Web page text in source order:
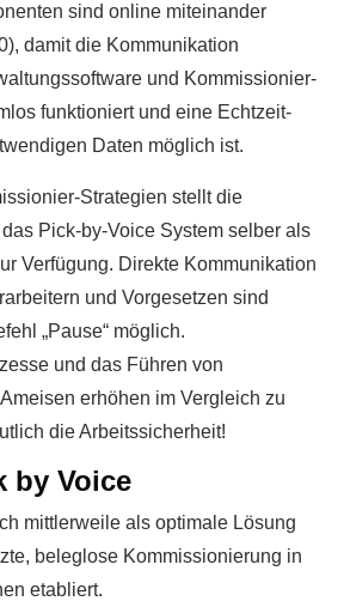
sind online miteinander
damit die Kommunikation
und Kommissionier-
funktioniert und eine Echtzeit-
Daten möglich ist.
Strategien stellt die
Pick-by-Voice System selber als
Verfügung. Direkte Kommunikation
und Vorgesetzen sind
„Pause“ möglich.
und das Führen von
erhöhen im Vergleich zu
die Arbeitssicherheit!
by Voice
mittlerweile als optimale Lösung
beleglose Kommissionierung in
etabliert.